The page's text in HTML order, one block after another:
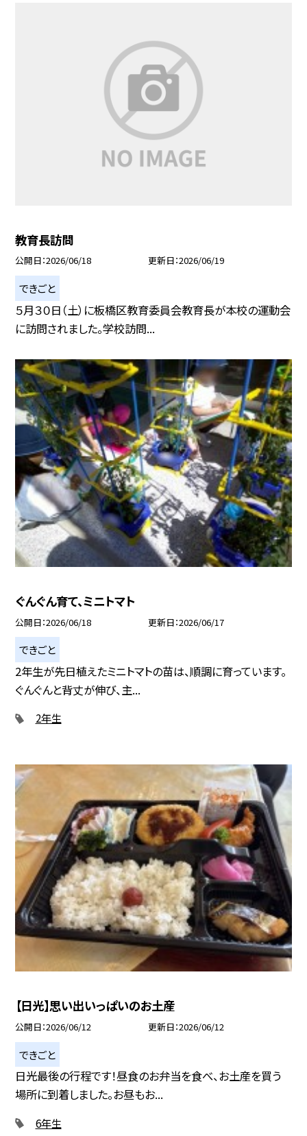
教育長訪問
公開日 2026/06/18 更新日 2026/06/19
できごと
５月３０日（土）に板橋区教育委員会教育長が本校の運動会
に訪問されました。学校訪問...
ぐんぐん育て、ミニトマト
公開日 2026/06/18 更新日 2026/06/17
できごと
2年生が先日植えたミニトマトの苗は、順調に育っています。
ぐんぐんと背丈が伸び、主...
2年生
【日光】思い出いっぱいのお土産
公開日 2026/06/12 更新日 2026/06/12
できごと
日光最後の行程です！昼食のお弁当を食べ、お土産を買う
場所に到着しました。お昼もお...
6年生